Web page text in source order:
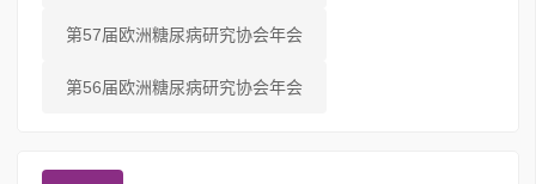
第57届欧洲糖尿病研究协会年会
第56届欧洲糖尿病研究协会年会